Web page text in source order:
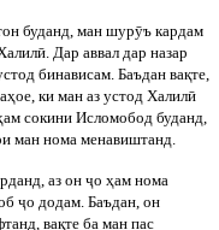
буданд ман шурӯъ кардам
ӣ Дар аввал дар назар
бинависам. Баъдан вақте,
ки ман аз устод Халилӣ
сокини Исломобод буданд,
ман нома менавиштанд.
аз онҷо ҳам нома
ҷо додам. Баъдан, он
вақте ба ман пас